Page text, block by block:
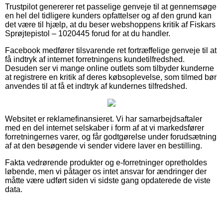
Trustpilot genererer ret passelige genveje til at gennemsøge
en hel del tidligere kunders opfattelser og af den grund kan
det være til hjælp, at du beser webshoppens kritik af Fiskars
Sprøjtepistol – 1020445 forud for at du handler.
Facebook medfører tilsvarende ret fortræffelige genveje til at
få indtryk af internet forretningens kundetilfredshed.
Desuden ser vi mange online outlets som tilbyder kunderne
at registrere en kritik af deres købsoplevelse, som tilmed bør
anvendes til at få et indtryk af kundernes tilfredshed.
Websitet er reklamefinansieret. Vi har samarbejdsaftaler
med en del internet selskaber i form af at vi markedsfører
forretningernes varer, og får godtgørelse under forudsætning
af at den besøgende vi sender videre laver en bestilling.
Fakta vedrørende produkter og e-forretninger opretholdes
løbende, men vi påtager os intet ansvar for ændringer der
måtte være udført siden vi sidste gang opdaterede de viste
data.